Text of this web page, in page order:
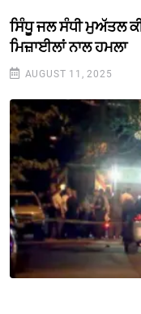
ਸਿੰਧੂ ਜਲ ਸੰਧੀ ਮੁਅੱਤਲ
ਮਿਜ਼ਾਈਲਾਂ ਨਾਲ ਹਮਲਾ
AUGUST 11, 2025